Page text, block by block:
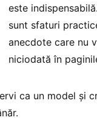
este
sunt sfaturi
anecdote care nu
niciodată în
ca un model și